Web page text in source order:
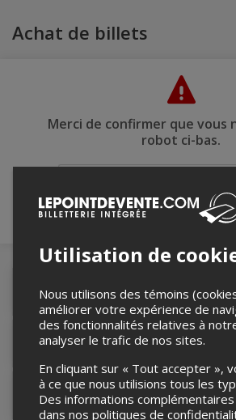
Achat de billets
Merci de confirmer que vous
robot ci-bas.
Détails de l'événement
Informations relatives au
Lieu de l'événement
Utilisation de
Nous utilisons des témoins
améliorer votre expérience de
des fonctionnalités relatives à
analyser le trafic de nos sites.
En cliquant sur « Tout accepter »,
à ce que nous utilisions tous les
Des informations
dans nos politiques de